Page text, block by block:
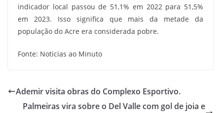
indicador local passou de 51,1% em 2022 para 51,5%
em 2023. Isso significa que mais da metade da
população do Acre era considerada pobre.
Fonte: Noticias ao Minuto
Ademir visita obras do Complexo Esportivo.
Palmeiras vira sobre o Del Valle com gol de joia e